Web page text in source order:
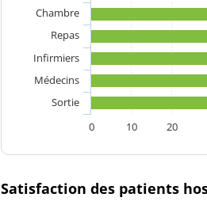
Chambre
Repas
Infirmiers
Médecins
Sortie
0
10 20
Satisfaction des patients